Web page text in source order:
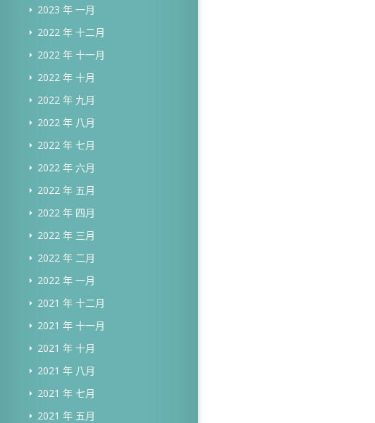
2023 年 一月
2022 年 十二月
2022 年 十一月
2022 年 十月
2022 年 九月
2022 年 八月
2022 年 七月
2022 年 六月
2022 年 五月
2022 年 四月
2022 年 三月
2022 年 二月
2022 年 一月
2021 年 十二月
2021 年 十一月
2021 年 十月
2021 年 八月
2021 年 七月
2021 年 五月